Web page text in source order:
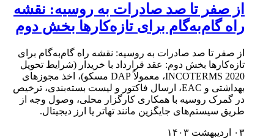
از صفر تا صد صادرات به روسیه: نقشه
راه گام‌به‌گام برای تازه‌کارها بخش دوم
از صفر تا صد صادرات به روسیه: نقشه راه گام‌به‌گام برای
تازه‌کارها بخش دوم: عقد قرارداد با خریدار (شرایط تحویل
INCOTERMS 2020، معمولاً DAP مسکو)، اخذ مجوزهای
بهداشتی و EAC، ارسال فاکتور و لیست بسته‌بندی، ترخیص
در گمرک روسیه با همکاری کارگزار محلی، وصول وجه از
طریق سیستم‌های جایگزین مانند تهاتر یا ارز دیجیتال.
۰۳ اردیبهشت ۱۴۰۳